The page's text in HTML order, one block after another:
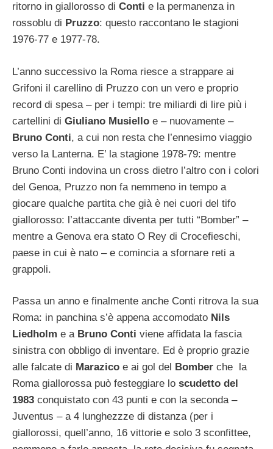
ritorno in giallorosso di Conti e la permanenza in
rossoblu di Pruzzo: questo raccontano le stagioni
1976-77 e 1977-78.
L’anno successivo la Roma riesce a strappare ai
Grifoni il carellino di Pruzzo con un vero e proprio
record di spesa – per i tempi: tre miliardi di lire più i
cartellini di Giuliano Musiello e – nuovamente –
Bruno Conti, a cui non resta che l’ennesimo viaggio
verso la Lanterna. E’ la stagione 1978-79: mentre
Bruno Conti indovina un cross dietro l’altro con i colori
del Genoa, Pruzzo non fa nemmeno in tempo a
giocare qualche partita che già è nei cuori del tifo
giallorosso: l’attaccante diventa per tutti “Bomber” –
mentre a Genova era stato O Rey di Crocefieschi,
paese in cui è nato – e comincia a sfornare reti a
grappoli.
Passa un anno e finalmente anche Conti ritrova la sua
Roma: in panchina s’è appena accomodato Nils
Liedholm e a Bruno Conti viene affidata la fascia
sinistra con obbligo di inventare. Ed è proprio grazie
alle falcate di Marazico e ai gol del Bomber che la
Roma giallorossa può festeggiare lo scudetto del
1983 conquistato con 43 punti e con la seconda –
Juventus – a 4 lunghezzze di distanza (per i
giallorossi, quell’anno, 16 vittorie e solo 3 sconfittee,